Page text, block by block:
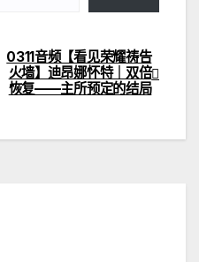
0311音频【看见荣耀祷告
火墙】迪昂娜怀特｜双倍
恢复——主所预定的结局